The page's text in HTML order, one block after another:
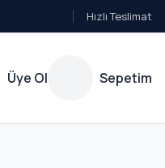
Hızlı Teslimat
Üye Ol Sepetim